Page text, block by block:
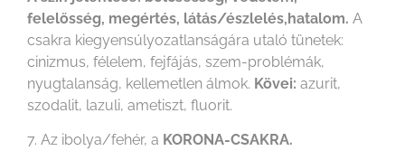
felelősség, megértés, látás/észlelés,hatalom. A
csakra kiegyensúlyozatlanságára utaló tünetek:
cinizmus, félelem, fejfájás, szem-problémák,
nyugtalanság, kellemetlen álmok. Kövei: azurit,
szodalit, lazuli, ametiszt, fluorit.
7. Az ibolya/fehér, a KORONA-CSAKRA.